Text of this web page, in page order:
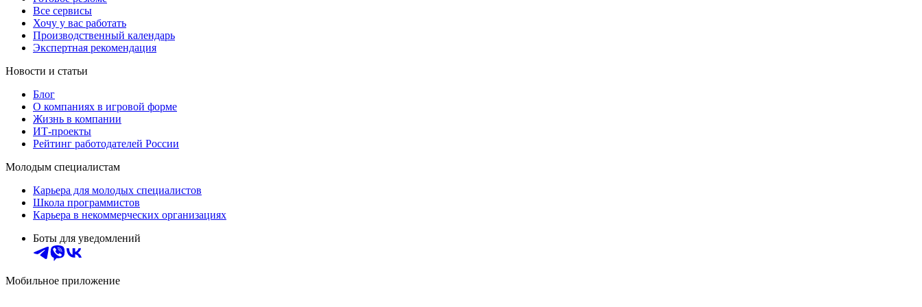
Все сервисы
Хочу у вас работать
Производственный календарь
Экспертная рекомендация
Новости и статьи
Блог
О компаниях в игровой форме
Жизнь в компании
ИТ-проекты
Рейтинг работодателей России
Молодым специалистам
Карьера для молодых специалистов
Школа программистов
Карьера в некоммерческих организациях
Боты для уведомлений
Мобильное приложение